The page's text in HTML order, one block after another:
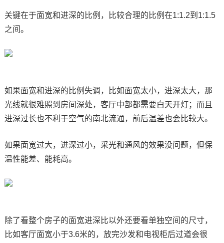
关键在于面宽和进深的比例，比较合理的比例在1:1.2到1:1.5
之间。
如果面宽和进深的比例失调，比如面宽太小，进深太大，那
光线就很难照到房间深处，客厅中部都需要白天开灯；而且
进深过长也不利于空气的南北流通，前后温差也会比较大。
如果面宽过大，进深过小，采光和通风的效果没问题，但保
温性能差、能耗高。
除了看整个房子的面宽进深比以外还要看单独空间的尺寸，
比如客厅面宽小于3.6米的，放完沙发和电视柜后过道会很